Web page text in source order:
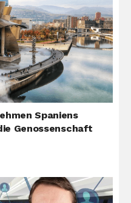
Spaniens
Genossenschaft